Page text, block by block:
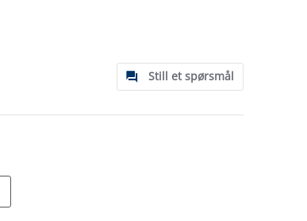
Still et spørsmål